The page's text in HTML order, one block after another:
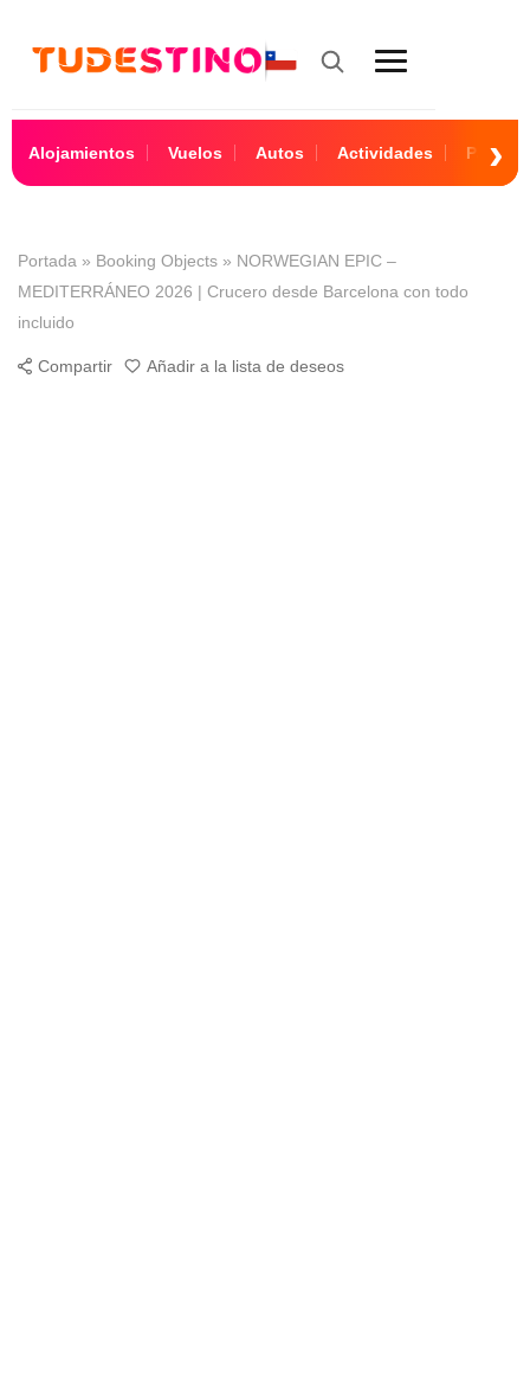
Alojamientos Vuelos Autos Actividades
Portada » Booking Objects » NORWEGIAN EPIC –
MEDITERRÁNEO 2026 | Crucero desde Barcelona con todo
incluido
Compartir Añadir a la lista de deseos